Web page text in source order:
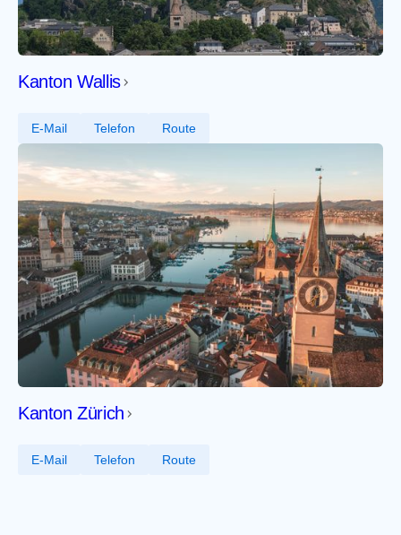
Kanton Wallis
E-Mail Telefon Route
Kanton Zürich
E-Mail Telefon Route